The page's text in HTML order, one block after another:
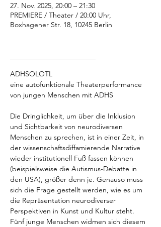
27. Nov. 2025, 20:00 – 21:30
PREMIERE / Theater / 20:00 Uhr,
Boxhagener Str. 18, 10245 Berlin
ADHSOLOTL
eine autofunktionale Theaterperformance
von jungen Menschen mit ADHS
Die Dringlichkeit, um über die Inklusion
und Sichtbarkeit von neurodiversen
Menschen zu sprechen, ist in einer Zeit, in
der wissenschaftsdiffamierende Narrative
wieder institutionell Fuß fassen können
(beispielsweise die Autismus-Debatte in
den USA), größer denn je. Genauso muss
sich die Frage gestellt werden, wie es um
die Repräsentation neurodiverser
Perspektiven in Kunst und Kultur steht.
Fünf junge Menschen widmen sich diesem